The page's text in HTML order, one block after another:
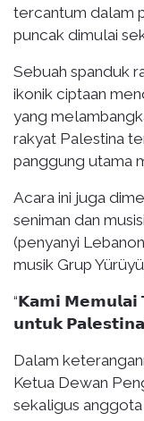
tercantum dalam
puncak dimulai
Sebuah spanduk
ikonik ciptaan
yang
rakyat Palestina
panggung utama
Acara ini juga
seniman dan
(penyanyi
musik Grup
“𝗞𝗮𝗺𝗶
𝘂𝗻𝘁𝘂𝗸
Dalam
Ketua Dewan
sekaligus anggota